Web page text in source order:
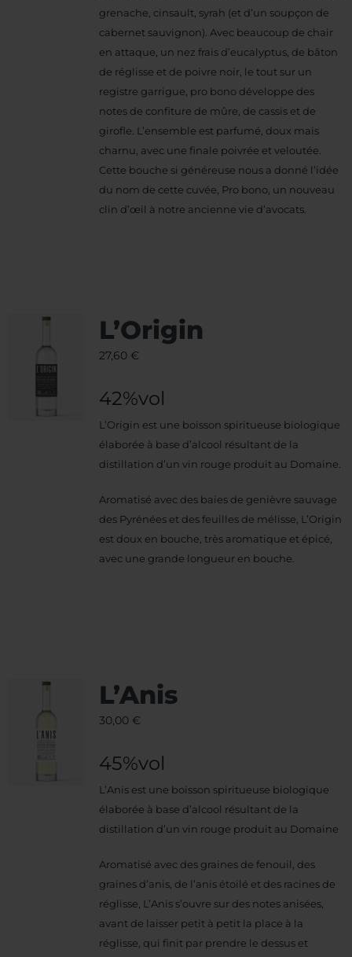
grenache, cinsault, syrah (et d’un soupçon de
cabernet sauvignon). Avec beaucoup de chair
en attaque, un nez frais d’eucalyptus, de bâton
de réglisse et de poivre noir, le tout sur un
registre garrigue, pro bono développe des
notes de confiture de mûre, de cassis et de
girofle. L’ensemble est parfumé, doux mais
charnu, avec une finale poivrée et veloutée.
Cette bouche si généreuse nous a donné l’idée
du nom de cette cuvée, Pro bono, un nouveau
clin d’œil à notre ancienne vie d’avocats.
L’Origin
27,60 €
42%vol
L’Origin est une boisson spiritueuse biologique
élaborée à base d’alcool résultant de la
distillation d’un vin rouge produit au Domaine.
Aromatisé avec des baies de genièvre sauvage
des Pyrénées et des feuilles de mélisse, L’Origin
est doux en bouche, très aromatique et épicé,
avec une grande longueur en bouche.
L’Anis
30,00 €
45%vol
L’Anis est une boisson spiritueuse biologique
élaborée à base d’alcool résultant de la
distillation d’un vin rouge produit au Domaine
Aromatisé avec des graines de fenouil, des
graines d’anis, de l’anis étoilé et des racines de
réglisse, L’Anis s’ouvre sur des notes anisées,
avant de laisser petit à petit la place à la
réglisse, qui finit par prendre le dessus et